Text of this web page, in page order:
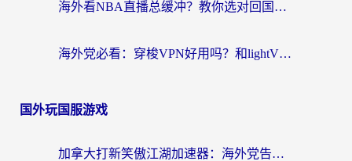
海外看NBA直播总缓冲？教你选对回国加速器，无缝看球还能刷国内剧
海外党必看：穿梭VPN好用吗？和lightVPN对比哪个回国效果更好？附真实体验与选择指南
国外玩国服游戏
加拿大打新笑傲江湖加速器：海外党告别延迟卡顿的实用指南